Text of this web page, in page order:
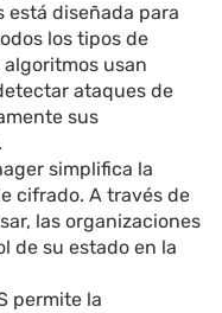
está diseñada para
los tipos de
usan
ataques de
sus
simplifica la
cifrado. A través de
las organizaciones
de su estado en la
permite la